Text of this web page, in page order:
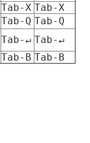
Tab-X Tab-X
Tab-Q Tab-Q
Tab-↵ Tab-↵
Tab-B Tab-B